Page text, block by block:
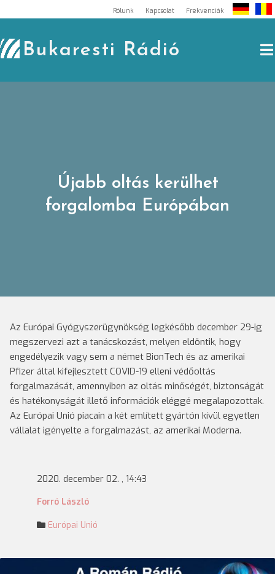
to
content
Rólunk Kapcsolat Frekvenciák
Bukaresti Rádió
Újabb oltás kerülhet
forgalomba Európában
Az Európai Gyógyszerügynökség legkésőbb december 29-ig
megszervezi azt a tanácskozást, melyen eldöntik, hogy
engedélyezik vagy sem a német BionTech és az amerikai
Pfizer által kifejlesztett COVID-19 elleni védőoltás
forgalmazását, amennyiben az oltás minőségét, biztonságát
és hatékonyságát illető információk eléggé megalapozottak.
Az Európai Unió piacain a két említett gyártón kívül egyetlen
vállalat igényelte a forgalmazást, az amerikai Moderna.
2020. december 02. , 14:43
Forró László
Európai Unió